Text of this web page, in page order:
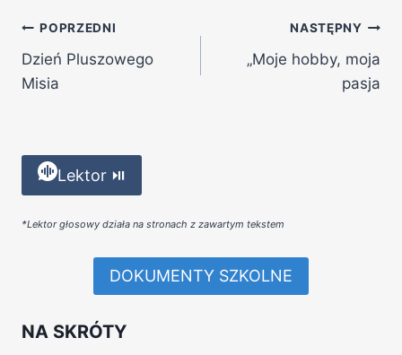
POPRZEDNI
Dzień Pluszowego
Misia
NASTĘPNY
„Moje hobby, moja
pasja
Lektor ⏯
*Lektor głosowy działa na stronach z zawartym tekstem
DOKUMENTY SZKOLNE
NA SKRÓTY